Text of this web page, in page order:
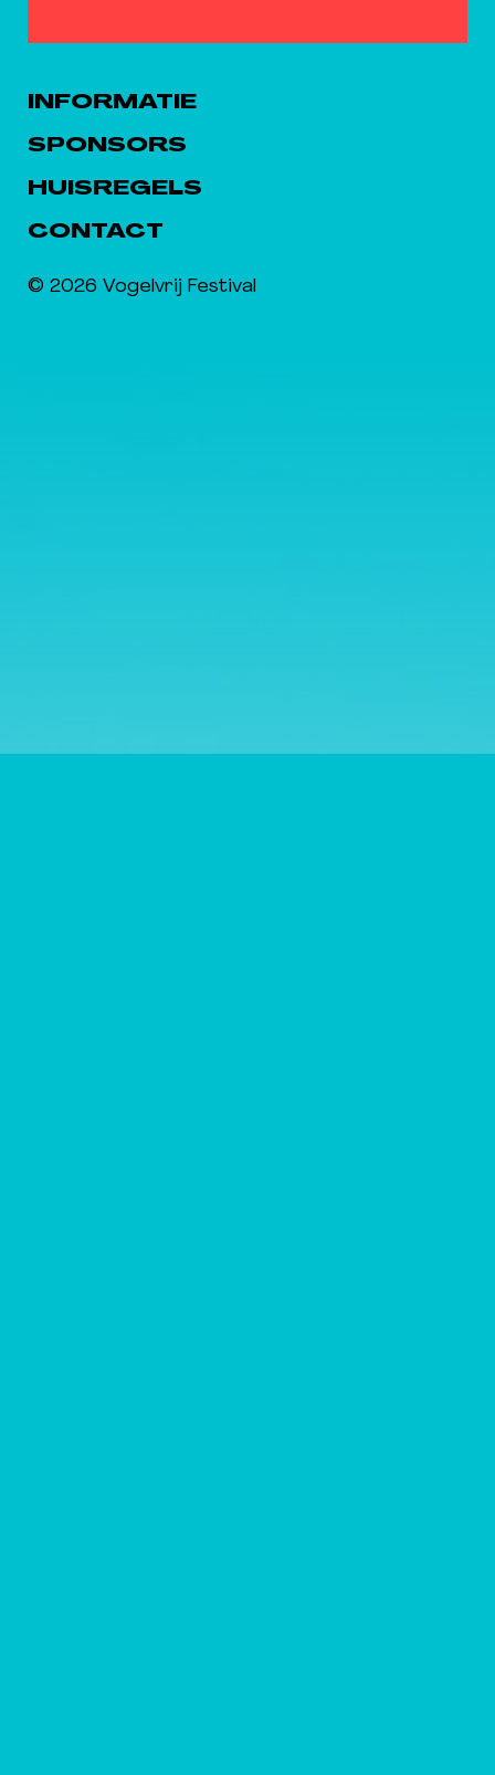
INFORMATIE
SPONSORS
HUISREGELS
CONTACT
© 2026 Vogelvrij Festival